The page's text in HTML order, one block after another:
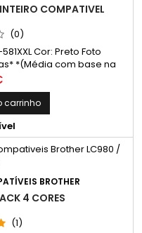
COMPATIVEL
(0)
Cor: Preto Foto
*(Média com base na
O rendimento real
no conteúdo das
factores.)
carrinho
BROTHER
4 CORES
(1)